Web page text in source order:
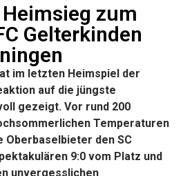
zum
Gelterkinden
im letzten Heimspiel der
auf die jüngste
gezeigt. Vor rund 200
Temperaturen
Oberbaselbieter den SC
9:0 vom Platz und
unvergesslichen